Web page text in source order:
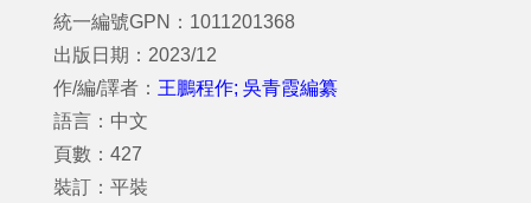
統一編號GPN：1011201368
出版日期：2023/12
作/編/譯者： 王鵬程作; 吳青霞編纂
語言：中文
頁數：427
裝訂：平裝